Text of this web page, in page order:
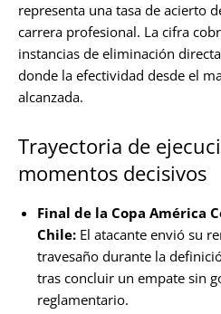
representa una tasa de acierto
carrera profesional. La cifra
instancias de eliminación
donde la efectividad desde el
alcanzada.
Trayectoria de
momentos decisivos
Final de la Copa América
Chile: El atacante envió su
travesaño durante la
tras concluir un empate sin
reglamentario.